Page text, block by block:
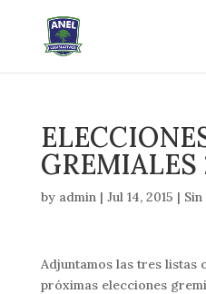
GREMIALES
by admin| Jul 14, 2015 |
Adjuntamos las tres listas
próximas elecciones